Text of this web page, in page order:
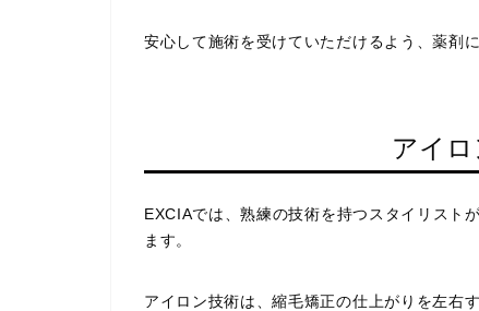
安心して施術を受けていただけるよう、薬剤
アイ
EXCIAでは、熟練の技術を持つスタイリスト
ます。
アイロン技術は、縮毛矯正の仕上がりを左右